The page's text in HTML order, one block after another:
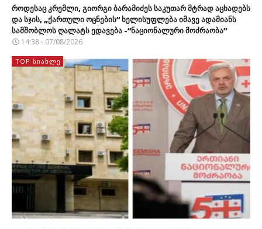
როდესაც კრემლი, გიორგი ბარამიძეს საკუთარ მტრად აცხადებს
და სჯის, „ქართული ოცნების“ ხელისუფლება იმავე ადამიანს
სამშობლოს ღალატს ედავება -“ნაციონალური მოძრაობა”
14:38 - 07/08/2026
TOP ᲡᲘᲐᲮᲚᲔ